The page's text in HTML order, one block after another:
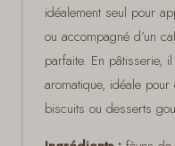
idéalement seul pour
ou accompagné d’un
parfaite. En pâtisserie,
aromatique, idéale
biscuits ou desserts